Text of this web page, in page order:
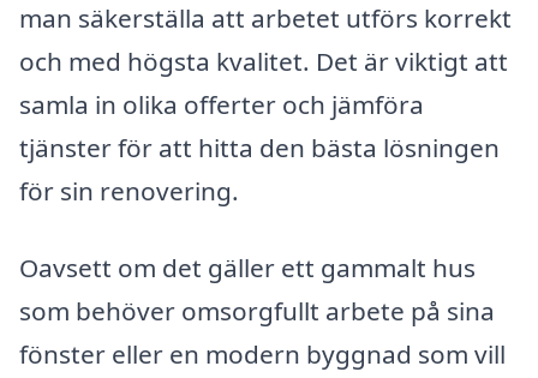
man säkerställa att arbetet utförs korrekt
och med högsta kvalitet. Det är viktigt att
samla in olika offerter och jämföra
tjänster för att hitta den bästa lösningen
för sin renovering.
Oavsett om det gäller ett gammalt hus
som behöver omsorgfullt arbete på sina
fönster eller en modern byggnad som vill